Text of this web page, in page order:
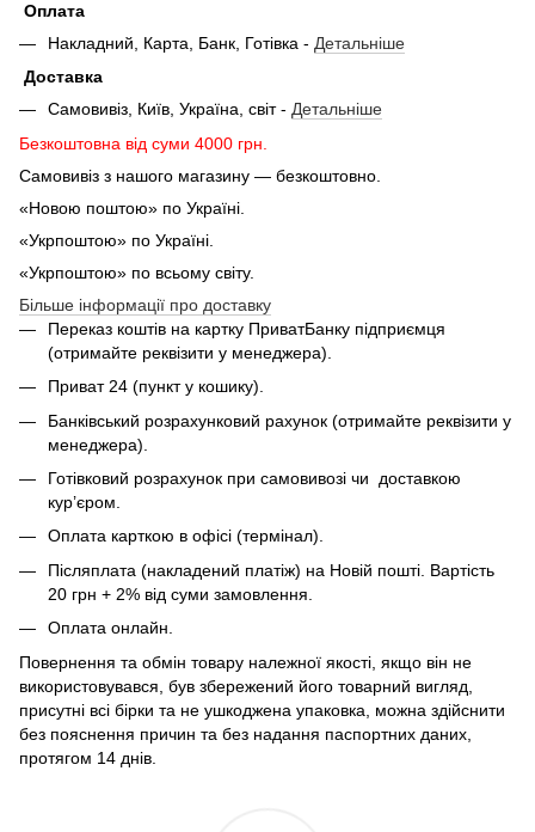
Оплата
Накладний, Карта, Банк, Готівка - Детальніше
Доставка
Самовивіз, Київ, Україна, світ - Детальніше
Безкоштовна від суми 4000 грн.
Самовивіз з нашого магазину — безкоштовно.
«Новою поштою» по Україні.
«Укрпоштою» по Україні.
«Укрпоштою» по всьому світу.
Більше інформації про доставку
Переказ коштів на картку ПриватБанку підприємця
(отримайте реквізити у менеджера).
Приват 24 (пункт у кошику).
Банківський розрахунковий рахунок (отримайте реквізити у
менеджера).
Готівковий розрахунок при самовивозі чи доставкою
кур’єром.
Оплата карткою в офісі (термінал).
Післяплата (накладений платіж) на Новій пошті. Вартість
20 грн + 2% від суми замовлення.
Оплата онлайн.
Повернення та обмін товару належної якості, якщо він не
використовувався, був збережений його товарний вигляд,
присутні всі бірки та не ушкоджена упаковка, можна здійснити
без пояснення причин та без надання паспортних даних,
протягом 14 днів.